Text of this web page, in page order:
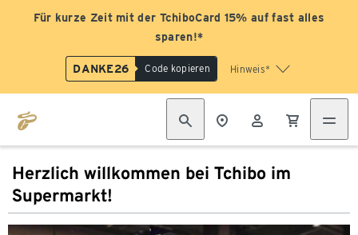
Für kurze Zeit mit der TchiboCard 15% auf fast alles
sparen!*
DANKE26 Code kopieren Hinweis*
Herzlich willkommen bei Tchibo im
Supermarkt!